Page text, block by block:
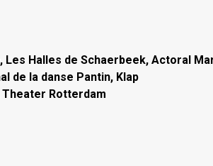
Les Halles de Schaerbeek, Actoral
de la danse Pantin, Klap
Theater Rotterdam